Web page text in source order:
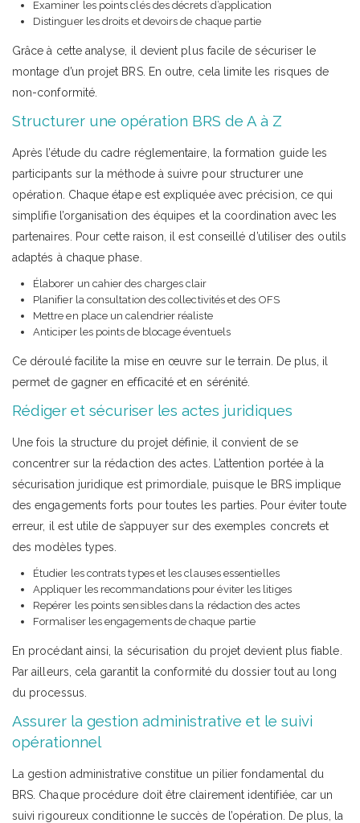
Examiner les points clés des décrets d’application
Distinguer les droits et devoirs de chaque partie
Grâce à cette analyse, il devient plus facile de sécuriser le
montage d’un projet BRS. En outre, cela limite les risques de
non-conformité.
Structurer une opération BRS de A à Z
Après l’étude du cadre réglementaire, la formation guide les
participants sur la méthode à suivre pour structurer une
opération. Chaque étape est expliquée avec précision, ce qui
simplifie l’organisation des équipes et la coordination avec les
partenaires. Pour cette raison, il est conseillé d’utiliser des outils
adaptés à chaque phase.
Élaborer un cahier des charges clair
Planifier la consultation des collectivités et des OFS
Mettre en place un calendrier réaliste
Anticiper les points de blocage éventuels
Ce déroulé facilite la mise en œuvre sur le terrain. De plus, il
permet de gagner en efficacité et en sérénité.
Rédiger et sécuriser les actes juridiques
Une fois la structure du projet définie, il convient de se
concentrer sur la rédaction des actes. L’attention portée à la
sécurisation juridique est primordiale, puisque le BRS implique
des engagements forts pour toutes les parties. Pour éviter toute
erreur, il est utile de s’appuyer sur des exemples concrets et
des modèles types.
Étudier les contrats types et les clauses essentielles
Appliquer les recommandations pour éviter les litiges
Repérer les points sensibles dans la rédaction des actes
Formaliser les engagements de chaque partie
En procédant ainsi, la sécurisation du projet devient plus fiable.
Par ailleurs, cela garantit la conformité du dossier tout au long
du processus.
Assurer la gestion administrative et le suivi
opérationnel
La gestion administrative constitue un pilier fondamental du
BRS. Chaque procédure doit être clairement identifiée, car un
suivi rigoureux conditionne le succès de l’opération. De plus, la